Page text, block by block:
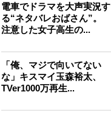
電車でドラマを大声実況す
る“ネタバレおばさん”。
注意した女子高生の...
「俺、マジで向いてない
な」キスマイ玉森裕太、
TVer1000万再生...